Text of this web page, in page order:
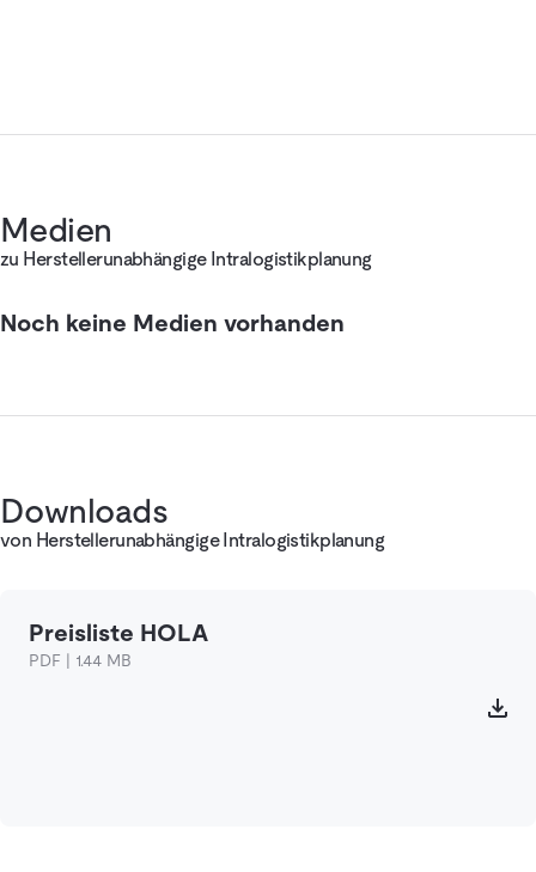
Medien
zu Herstellerunabhängige Intralogistikplanung
Noch keine Medien vorhanden
Downloads
von Herstellerunabhängige Intralogistikplanung
Preisliste HOLA
PDF | 1.44 MB